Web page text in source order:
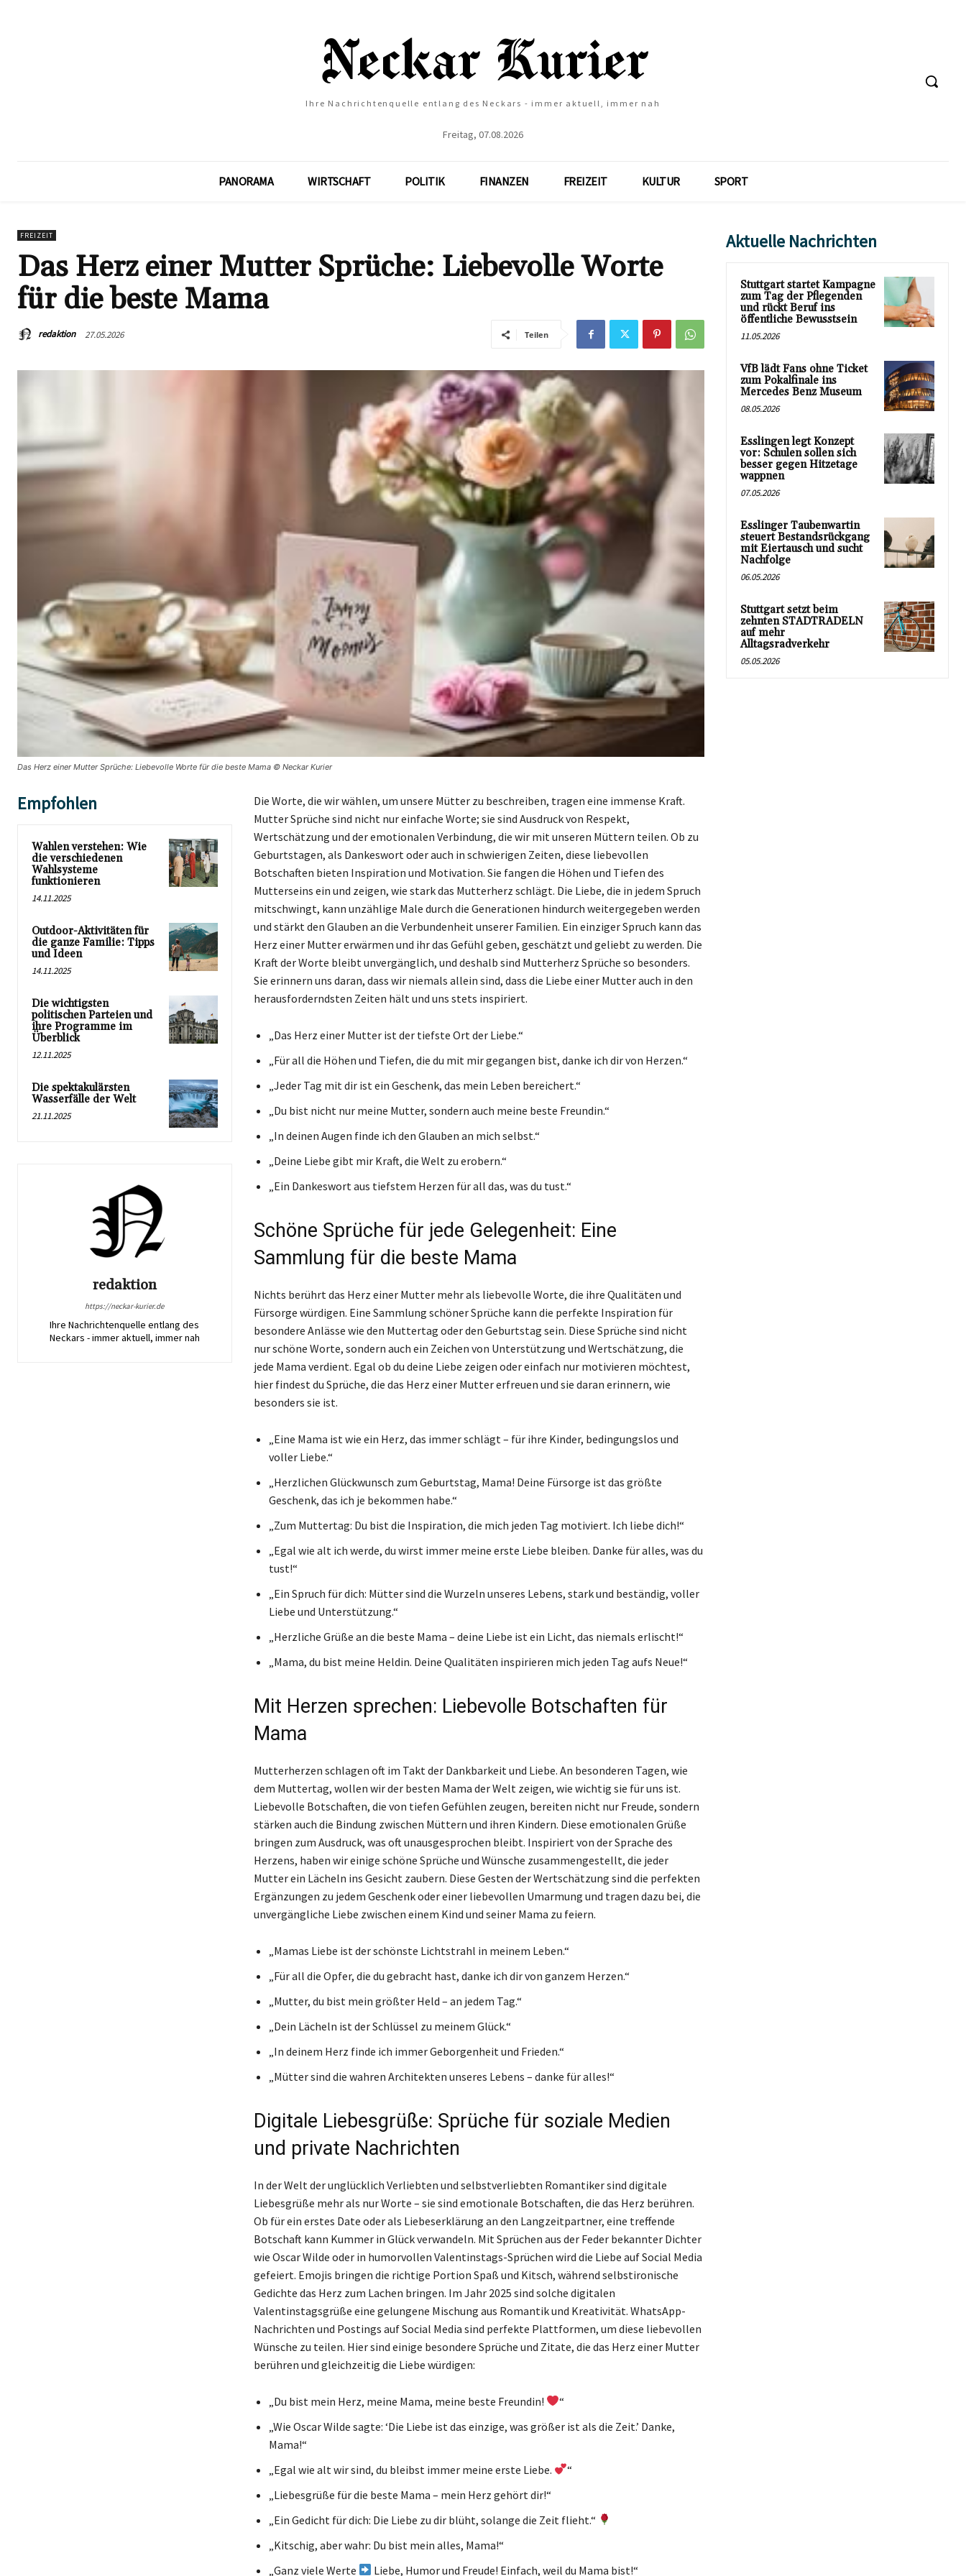
Ihre Nachrichtenquelle entlang des Neckars - immer aktuell, immer nah
Freitag, 07.08.2026
PANORAMA WIRTSCHAFT POLITIK FINANZEN FREIZEIT KULTUR SPORT
FREIZEIT
Das Herz einer Mutter Sprüche: Liebevolle Worte
für die beste Mama
redaktion 27.05.2026 Teilen
Das Herz einer Mutter Sprüche: Liebevolle Worte für die beste Mama © Neckar Kurier
Empfohlen
Wahlen verstehen: Wie
die verschiedenen
Wahlsysteme
funktionieren
14.11.2025
Outdoor-Aktivitäten für
die ganze Familie: Tipps
und Ideen
14.11.2025
Die wichtigsten
politischen Parteien und
ihre Programme im
Überblick
12.11.2025
Die spektakulärsten
Wasserfälle der Welt
21.11.2025
redaktion
https://neckar-kurier.de
Ihre Nachrichtenquelle entlang des
Neckars - immer aktuell, immer nah
Die Worte, die wir wählen, um unsere Mütter zu beschreiben, tragen eine immense Kraft.
Mutter Sprüche sind nicht nur einfache Worte; sie sind Ausdruck von Respekt,
Wertschätzung und der emotionalen Verbindung, die wir mit unseren Müttern teilen. Ob zu
Geburtstagen, als Dankeswort oder auch in schwierigen Zeiten, diese liebevollen
Botschaften bieten Inspiration und Motivation. Sie fangen die Höhen und Tiefen des
Mutterseins ein und zeigen, wie stark das Mutterherz schlägt. Die Liebe, die in jedem Spruch
mitschwingt, kann unzählige Male durch die Generationen hindurch weitergegeben werden
und stärkt den Glauben an die Verbundenheit unserer Familien. Ein einziger Spruch kann das
Herz einer Mutter erwärmen und ihr das Gefühl geben, geschätzt und geliebt zu werden. Die
Kraft der Worte bleibt unvergänglich, und deshalb sind Mutterherz Sprüche so besonders.
Sie erinnern uns daran, dass wir niemals allein sind, dass die Liebe einer Mutter auch in den
herausforderndsten Zeiten hält und uns stets inspiriert.
„Das Herz einer Mutter ist der tiefste Ort der Liebe.“
„Für all die Höhen und Tiefen, die du mit mir gegangen bist, danke ich dir von Herzen.“
„Jeder Tag mit dir ist ein Geschenk, das mein Leben bereichert.“
„Du bist nicht nur meine Mutter, sondern auch meine beste Freundin.“
„In deinen Augen finde ich den Glauben an mich selbst.“
„Deine Liebe gibt mir Kraft, die Welt zu erobern.“
„Ein Dankeswort aus tiefstem Herzen für all das, was du tust.“
Schöne Sprüche für jede Gelegenheit: Eine
Sammlung für die beste Mama
Nichts berührt das Herz einer Mutter mehr als liebevolle Worte, die ihre Qualitäten und
Fürsorge würdigen. Eine Sammlung schöner Sprüche kann die perfekte Inspiration für
besondere Anlässe wie den Muttertag oder den Geburtstag sein. Diese Sprüche sind nicht
nur schöne Worte, sondern auch ein Zeichen von Unterstützung und Wertschätzung, die
jede Mama verdient. Egal ob du deine Liebe zeigen oder einfach nur motivieren möchtest,
hier findest du Sprüche, die das Herz einer Mutter erfreuen und sie daran erinnern, wie
besonders sie ist.
„Eine Mama ist wie ein Herz, das immer schlägt – für ihre Kinder, bedingungslos und
voller Liebe.“
„Herzlichen Glückwunsch zum Geburtstag, Mama! Deine Fürsorge ist das größte
Geschenk, das ich je bekommen habe.“
„Zum Muttertag: Du bist die Inspiration, die mich jeden Tag motiviert. Ich liebe dich!“
„Egal wie alt ich werde, du wirst immer meine erste Liebe bleiben. Danke für alles, was du
tust!“
„Ein Spruch für dich: Mütter sind die Wurzeln unseres Lebens, stark und beständig, voller
Liebe und Unterstützung.“
„Herzliche Grüße an die beste Mama – deine Liebe ist ein Licht, das niemals erlischt!“
„Mama, du bist meine Heldin. Deine Qualitäten inspirieren mich jeden Tag aufs Neue!“
Mit Herzen sprechen: Liebevolle Botschaften für
Mama
Mutterherzen schlagen oft im Takt der Dankbarkeit und Liebe. An besonderen Tagen, wie
dem Muttertag, wollen wir der besten Mama der Welt zeigen, wie wichtig sie für uns ist.
Liebevolle Botschaften, die von tiefen Gefühlen zeugen, bereiten nicht nur Freude, sondern
stärken auch die Bindung zwischen Müttern und ihren Kindern. Diese emotionalen Grüße
bringen zum Ausdruck, was oft unausgesprochen bleibt. Inspiriert von der Sprache des
Herzens, haben wir einige schöne Sprüche und Wünsche zusammengestellt, die jeder
Mutter ein Lächeln ins Gesicht zaubern. Diese Gesten der Wertschätzung sind die perfekten
Ergänzungen zu jedem Geschenk oder einer liebevollen Umarmung und tragen dazu bei, die
unvergängliche Liebe zwischen einem Kind und seiner Mama zu feiern.
„Mamas Liebe ist der schönste Lichtstrahl in meinem Leben.“
„Für all die Opfer, die du gebracht hast, danke ich dir von ganzem Herzen.“
„Mutter, du bist mein größter Held – an jedem Tag.“
„Dein Lächeln ist der Schlüssel zu meinem Glück.“
„In deinem Herz finde ich immer Geborgenheit und Frieden.“
„Mütter sind die wahren Architekten unseres Lebens – danke für alles!“
Digitale Liebesgrüße: Sprüche für soziale Medien
und private Nachrichten
In der Welt der unglücklich Verliebten und selbstverliebten Romantiker sind digitale
Liebesgrüße mehr als nur Worte – sie sind emotionale Botschaften, die das Herz berühren.
Ob für ein erstes Date oder als Liebeserklärung an den Langzeitpartner, eine treffende
Botschaft kann Kummer in Glück verwandeln. Mit Sprüchen aus der Feder bekannter Dichter
wie Oscar Wilde oder in humorvollen Valentinstags-Sprüchen wird die Liebe auf Social Media
gefeiert. Emojis bringen die richtige Portion Spaß und Kitsch, während selbstironische
Gedichte das Herz zum Lachen bringen. Im Jahr 2025 sind solche digitalen
Valentinstagsgrüße eine gelungene Mischung aus Romantik und Kreativität. WhatsApp-
Nachrichten und Postings auf Social Media sind perfekte Plattformen, um diese liebevollen
Wünsche zu teilen. Hier sind einige besondere Sprüche und Zitate, die das Herz einer Mutter
berühren und gleichzeitig die Liebe würdigen:
„Du bist mein Herz, meine Mama, meine beste Freundin!
“
„Wie Oscar Wilde sagte: ‘Die Liebe ist das einzige, was größer ist als die Zeit.’ Danke,
Mama!“
„Egal wie alt wir sind, du bleibst immer meine erste Liebe.
“
„Liebesgrüße für die beste Mama – mein Herz gehört dir!“
„Ein Gedicht für dich: Die Liebe zu dir blüht, solange die Zeit flieht.“
„Kitschig, aber wahr: Du bist mein alles, Mama!“
„Ganz viele Werte
Liebe, Humor und Freude! Einfach, weil du Mama bist!“
Aktuelle Nachrichten
Stuttgart startet Kampagne
zum Tag der Pflegenden
und rückt Beruf ins
öffentliche Bewusstsein
11.05.2026
VfB lädt Fans ohne Ticket
zum Pokalfinale ins
Mercedes Benz Museum
08.05.2026
Esslingen legt Konzept
vor: Schulen sollen sich
besser gegen Hitzetage
wappnen
07.05.2026
Esslinger Taubenwartin
steuert Bestandsrückgang
mit Eiertausch und sucht
Nachfolge
06.05.2026
Stuttgart setzt beim
zehnten STADTRADELN
auf mehr
Alltagsradverkehr
05.05.2026